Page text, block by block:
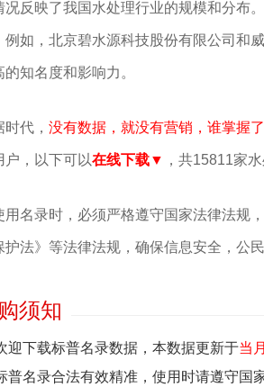
况反映了我国水处理行业的规模和分布‌
例如，北京碧水源科技股份有限公司和
知名度和影响力‌。
代， 没有数据，就没有营销，谁掌握
户，以下可以在线下载▼ ，共15811家
用名录时，必须严格遵守国家法律法规
护法》等‌法律法规，确保信息安全，公
须知
迎下载标普名录数据，本数据更新于当
普名录合法有效精准，使用时请遵守国